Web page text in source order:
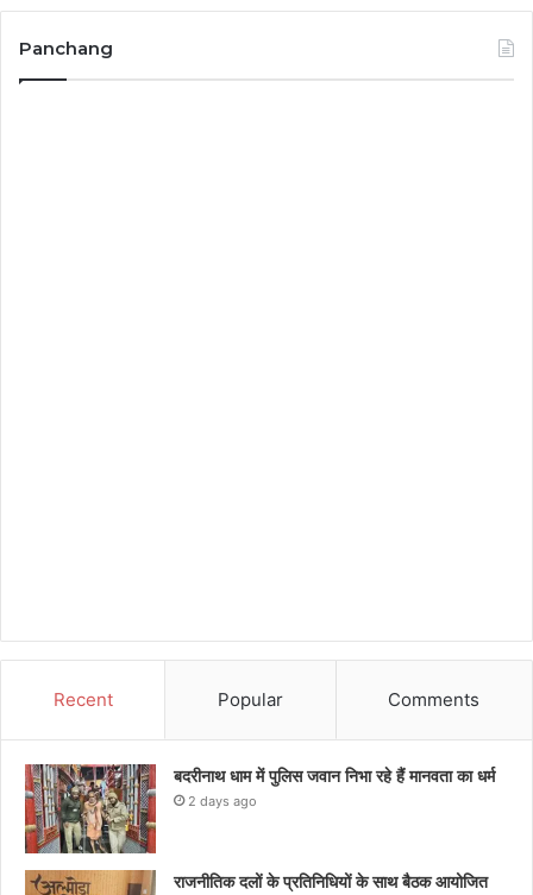
Panchang
Recent Popular Comments
बदरीनाथ धाम में पुलिस जवान निभा रहे हैं मानवता का धर्म
2 days ago
राजनीतिक दलों के प्रतिनिधियों के साथ बैठक आयोजित